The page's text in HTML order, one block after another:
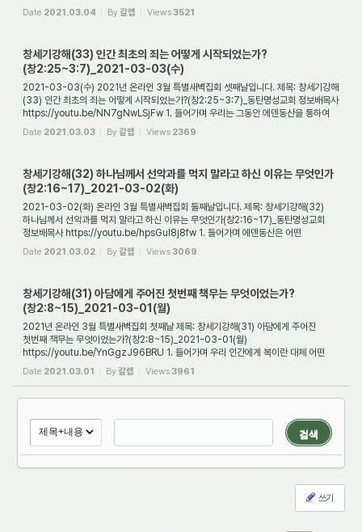
무엇이며, ...
Date 2021.03.04 By갈렙 Views3521
창세기강해(33) 인간 최초의 죄는 어떻게 시작되었는가?
(창2:25~3:7)_2021-03-03(수)
2021-03-03(수) 2021년 온라인 3월 특별새벽집회 셋째날입니다. 제목: 창세기강해
(33) 인간 최초의 죄는 어떻게 시작되었는가?(창2:25~3:7)_동탄명성교회 정보배목사
https://youtu.be/NN7gNwLSjFw 1. 들어가며 우리는 그동안 에덴동산을 통하여
“복(福)”의 개...
Date 2021.03.03 By갈렙 Views 2369
창세기강해(32) 하나님께서 선악과를 먹지 말라고 하신 이유는 무엇인가
(창2:16~17)_2021-03-02(화)
2021-03-02(화) 온라인 3월 특별새벽집회 둘째날입니다. 제목: 창세기강해(32)
하나님께서 선악과를 먹지 말라고 하신 이유는 무엇인가(창2:16~17)_동탄명성교회
정보배목사 https://youtu.be/hpsGul8j8fw 1. 들어가며 에덴동산은 어떤
동산이었는가? 에덴동산...
Date 2021.03.02 By갈렙 Views3069
창세기강해(31) 아담에게 주어진 첫번째 책무는 무엇이었는가?
(창2:8~15)_2021-03-01(월)
2021년 온라인 3월 특별새벽집회 첫째날 제목: 창세기강해(31) 아담에게 주어진
첫번째 책무는 무엇이었는가?(창2:8~15)_2021-03-01(월)
https://youtu.be/YnGgzJ96BRU 1. 들어가며 우리 인간에게 복이란 대체 어떤
것일까요? 건강하게 사는 것, 자녀가 잘 되...
Date 2021.03.01 By갈렙 Views3961
검색
쓰기